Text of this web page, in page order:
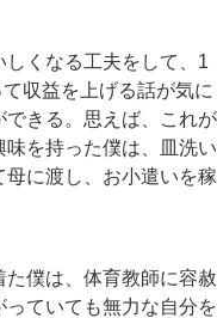
くなる工夫をして、1
収益を上げる話が気に
できる。思えば、これが
を持った僕は、皿洗い
に渡し、お小遣いを稼
僕は、体育教師に容赦
ていても無力な自分を